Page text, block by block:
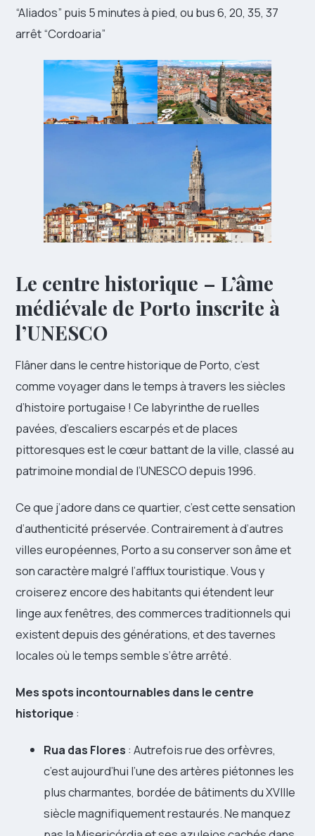
“Aliados” puis 5 minutes à pied, ou bus 6, 20, 35, 37
arrêt “Cordoaria”
Le centre historique – L’âme
médiévale de Porto inscrite à
l’UNESCO
Flâner dans le centre historique de Porto, c’est
comme voyager dans le temps à travers les siècles
d’histoire portugaise ! Ce labyrinthe de ruelles
pavées, d’escaliers escarpés et de places
pittoresques est le cœur battant de la ville, classé au
patrimoine mondial de l’UNESCO depuis 1996.
Ce que j’adore dans ce quartier, c’est cette sensation
d’authenticité préservée. Contrairement à d’autres
villes européennes, Porto a su conserver son âme et
son caractère malgré l’afflux touristique. Vous y
croiserez encore des habitants qui étendent leur
linge aux fenêtres, des commerces traditionnels qui
existent depuis des générations, et des tavernes
locales où le temps semble s’être arrêté.
Mes spots incontournables dans le centre
historique :
Rua das Flores : Autrefois rue des orfèvres,
c’est aujourd’hui l’une des artères piétonnes les
plus charmantes, bordée de bâtiments du XVIIIe
siècle magnifiquement restaurés. Ne manquez